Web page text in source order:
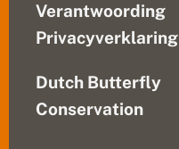
Verantwoording
Privacyverklaring
Dutch Butterfly
Conservation